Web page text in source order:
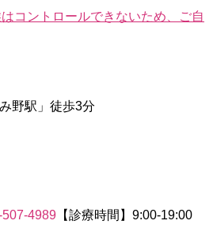
コントロールできないため、ご自
野駅」徒歩3分
4989 【診療時間】9:00-19:00